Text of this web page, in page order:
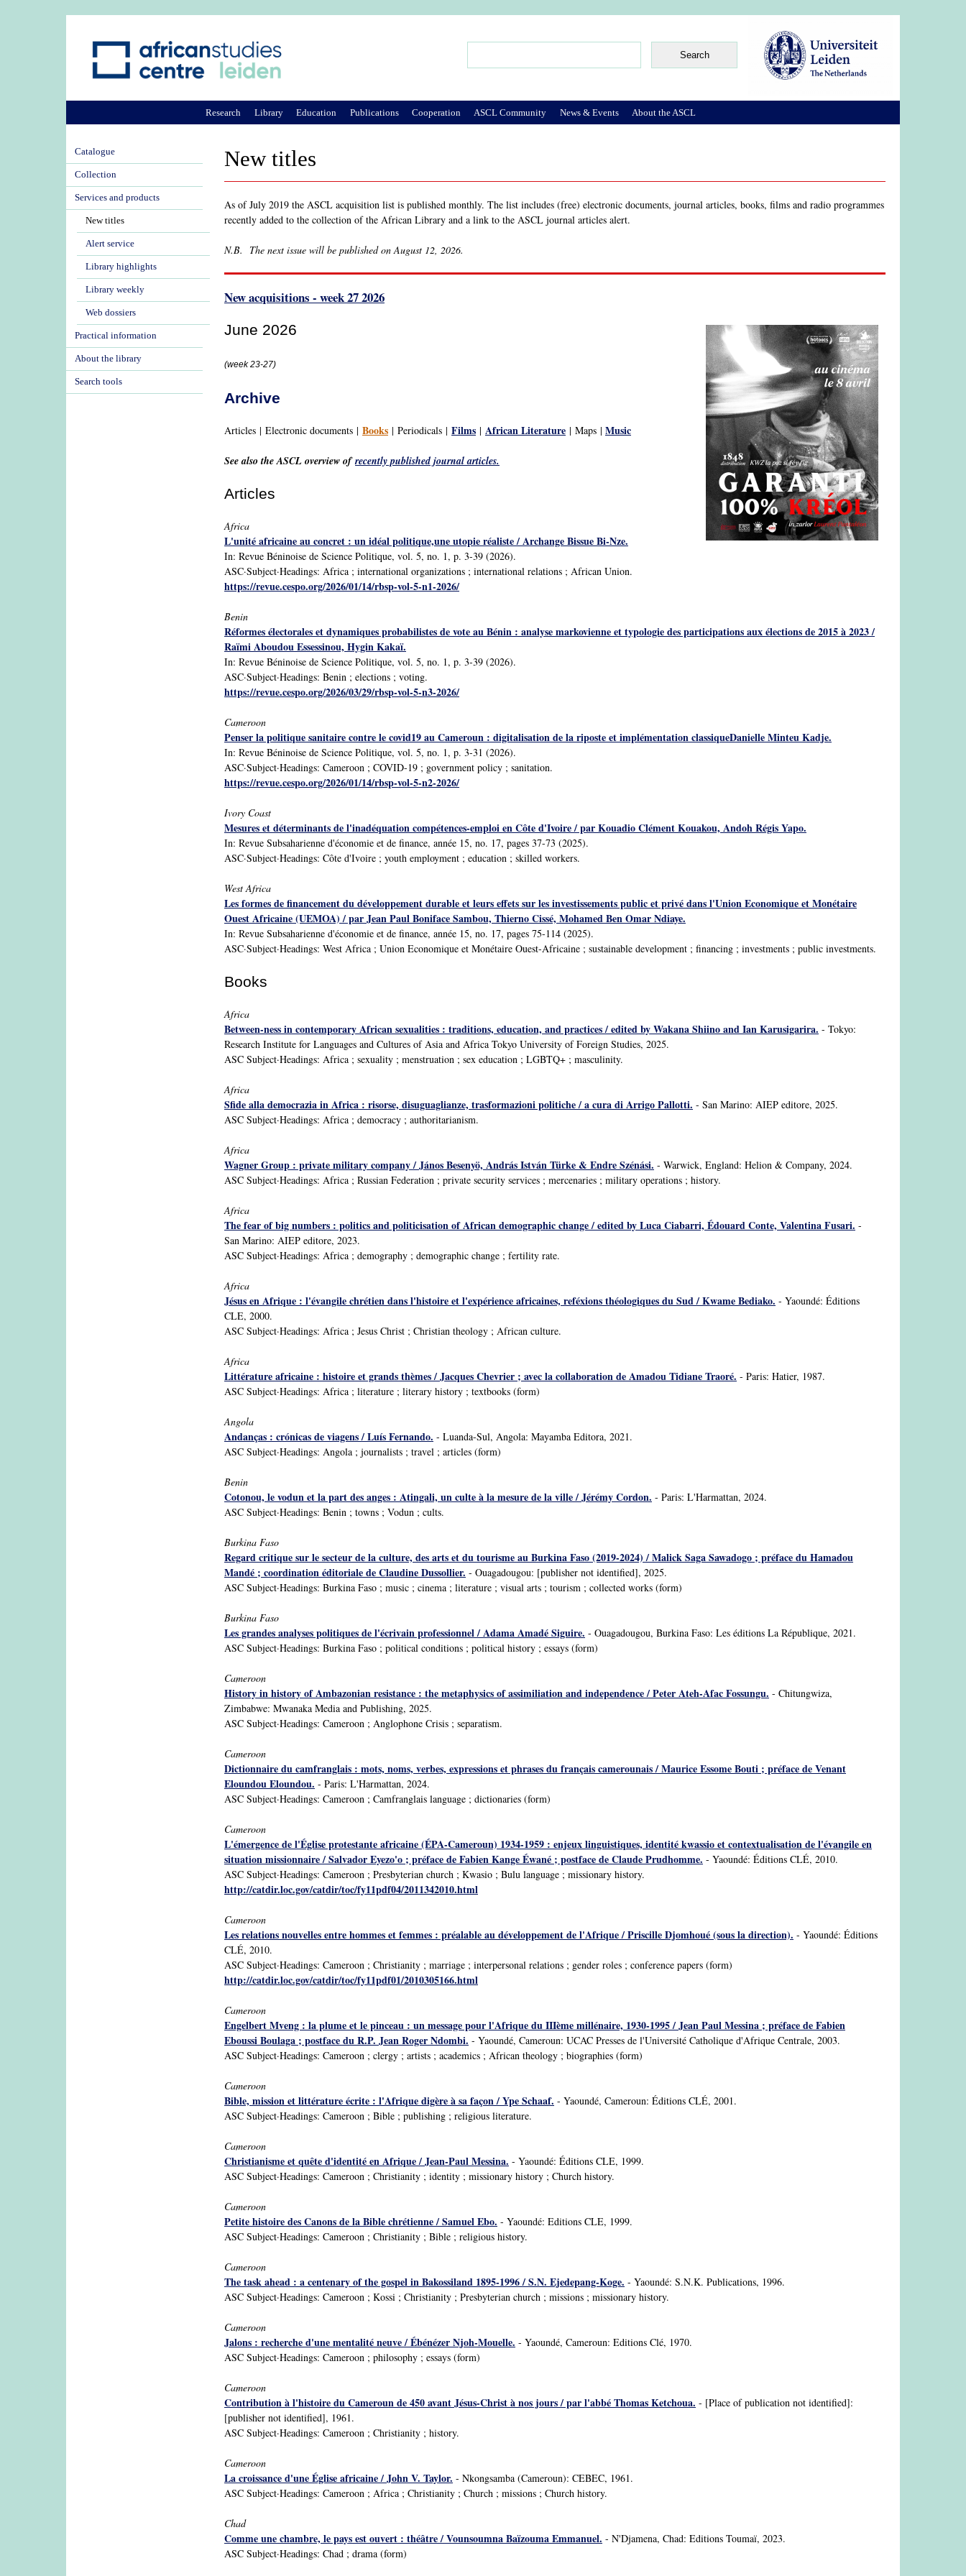
New titles
As of July 2019 the ASCL acquisition list is published monthly. The list includes (free) electronic documents, journal articles, books, films and radio programmes
recently added to the collection of the African Library and a link to the ASCL journal articles alert.
N.B. The next issue will be published on August 12, 2026.
New acquisitions - week 27 2026
June 2026
(week 23-27)
Archive
Articles | Electronic documents | Books | Periodicals | Films | African Literature | Maps | Music
See also the ASCL overview ofrecently published journal articles.
Articles
Africa
L'unité africaine au concret : un idéal politique,une utopie réaliste / Archange Bissue Bi-Nze.
In: Revue Béninoise de Science Politique, vol. 5, no. 1, p. 3-39 (2026).
ASC·Subject·Headings: Africa ; international organizations ; international relations ; African Union.
https://revue.cespo.org/2026/01/14/rbsp-vol-5-n1-2026/
Benin
Réformes électorales et dynamiques probabilistes de vote au Bénin : analyse markovienne et typologie des participations aux élections de 2015 à 2023 /
Raïmi Aboudou Essessinou, Hygin Kakaï.
In: Revue Béninoise de Science Politique, vol. 5, no. 1, p. 3-39 (2026).
ASC·Subject·Headings: Benin ; elections ; voting.
https://revue.cespo.org/2026/03/29/rbsp-vol-5-n3-2026/
Cameroon
Penser la politique sanitaire contre le covid19 au Cameroun : digitalisation de la riposte et implémentation classiqueDanielle Minteu Kadje.
In: Revue Béninoise de Science Politique, vol. 5, no. 1, p. 3-31 (2026).
ASC·Subject·Headings: Cameroon ; COVID-19 ; government policy ; sanitation.
https://revue.cespo.org/2026/01/14/rbsp-vol-5-n2-2026/
Ivory Coast
Mesures et déterminants de l'inadéquation compétences-emploi en Côte d'Ivoire / par Kouadio Clément Kouakou, Andoh Régis Yapo.
In: Revue Subsaharienne d'économie et de finance, année 15, no. 17, pages 37-73 (2025).
ASC·Subject·Headings: Côte d'Ivoire ; youth employment ; education ; skilled workers.
West Africa
Les formes de financement du développement durable et leurs effets sur les investissements public et privé dans l'Union Economique et Monétaire
Ouest Africaine (UEMOA) / par Jean Paul Boniface Sambou, Thierno Cissé, Mohamed Ben Omar Ndiaye.
In: Revue Subsaharienne d'économie et de finance, année 15, no. 17, pages 75-114 (2025).
ASC·Subject·Headings: West Africa ; Union Economique et Monétaire Ouest-Africaine ; sustainable development ; financing ; investments ; public investments.
Books
Africa
Between-ness in contemporary African sexualities : traditions, education, and practices / edited by Wakana Shiino and Ian Karusigarira. - Tokyo:
Research Institute for Languages and Cultures of Asia and Africa Tokyo University of Foreign Studies, 2025.
ASC Subject·Headings: Africa ; sexuality ; menstruation ; sex education ; LGBTQ+ ; masculinity.
Africa
Sfide alla democrazia in Africa : risorse, disuguaglianze, trasformazioni politiche / a cura di Arrigo Pallotti. - San Marino: AIEP editore, 2025.
ASC Subject·Headings: Africa ; democracy ; authoritarianism.
Africa
Wagner Group : private military company / János Besenyö, András István Türke & Endre Szénási. - Warwick, England: Helion & Company, 2024.
ASC Subject·Headings: Africa ; Russian Federation ; private security services ; mercenaries ; military operations ; history.
Africa
The fear of big numbers : politics and politicisation of African demographic change / edited by Luca Ciabarri, Édouard Conte, Valentina Fusari. -
San Marino: AIEP editore, 2023.
ASC Subject·Headings: Africa ; demography ; demographic change ; fertility rate.
Africa
Jésus en Afrique : l'évangile chrétien dans l'histoire et l'expérience africaines, reféxions théologiques du Sud / Kwame Bediako. - Yaoundé: Éditions
CLE, 2000.
ASC Subject·Headings: Africa ; Jesus Christ ; Christian theology ; African culture.
Africa
Littérature africaine : histoire et grands thèmes / Jacques Chevrier ; avec la collaboration de Amadou Tidiane Traoré. - Paris: Hatier, 1987.
ASC Subject·Headings: Africa ; literature ; literary history ; textbooks (form)
Angola
Andanças : crónicas de viagens / Luís Fernando. - Luanda-Sul, Angola: Mayamba Editora, 2021.
ASC Subject·Headings: Angola ; journalists ; travel ; articles (form)
Benin
Cotonou, le vodun et la part des anges : Atingali, un culte à la mesure de la ville / Jérémy Cordon. - Paris: L'Harmattan, 2024.
ASC Subject·Headings: Benin ; towns ; Vodun ; cults.
Burkina Faso
Regard critique sur le secteur de la culture, des arts et du tourisme au Burkina Faso (2019-2024) / Malick Saga Sawadogo ; préface du Hamadou
Mandé ; coordination éditoriale de Claudine Dussollier. - Ouagadougou: [publisher not identified], 2025.
ASC Subject·Headings: Burkina Faso ; music ; cinema ; literature ; visual arts ; tourism ; collected works (form)
Burkina Faso
Les grandes analyses politiques de l'écrivain professionnel / Adama Amadé Siguire. - Ouagadougou, Burkina Faso: Les éditions La République, 2021.
ASC Subject·Headings: Burkina Faso ; political conditions ; political history ; essays (form)
Cameroon
History in history of Ambazonian resistance : the metaphysics of assimiliation and independence / Peter Ateh-Afac Fossungu. - Chitungwiza,
Zimbabwe: Mwanaka Media and Publishing, 2025.
ASC Subject·Headings: Cameroon ; Anglophone Crisis ; separatism.
Cameroon
Dictionnaire du camfranglais : mots, noms, verbes, expressions et phrases du français camerounais / Maurice Essome Bouti ; préface de Venant
Eloundou Eloundou. - Paris: L'Harmattan, 2024.
ASC Subject·Headings: Cameroon ; Camfranglais language ; dictionaries (form)
Cameroon
L'émergence de l'Église protestante africaine (ÉPA-Cameroun) 1934-1959 : enjeux linguistiques, identité kwassio et contextualisation de l'évangile en
situation missionnaire / Salvador Eyezo'o ; préface de Fabien Kange Éwané ; postface de Claude Prudhomme. - Yaoundé: Éditions CLÉ, 2010.
ASC Subject·Headings: Cameroon ; Presbyterian church ; Kwasio ; Bulu language ; missionary history.
http://catdir.loc.gov/catdir/toc/fy11pdf04/2011342010.html
Cameroon
Les relations nouvelles entre hommes et femmes : préalable au développement de l'Afrique / Priscille Djomhoué (sous la direction). - Yaoundé: Éditions
CLÉ, 2010.
ASC Subject·Headings: Cameroon ; Christianity ; marriage ; interpersonal relations ; gender roles ; conference papers (form)
http://catdir.loc.gov/catdir/toc/fy11pdf01/2010305166.html
Cameroon
Engelbert Mveng : la plume et le pinceau : un message pour l'Afrique du IIIème millénaire, 1930-1995 / Jean Paul Messina ; préface de Fabien
Eboussi Boulaga ; postface du R.P. Jean Roger Ndombi. - Yaoundé, Cameroun: UCAC Presses de l'Université Catholique d'Afrique Centrale, 2003.
ASC Subject·Headings: Cameroon ; clergy ; artists ; academics ; African theology ; biographies (form)
Cameroon
Bible, mission et littérature écrite : l'Afrique digère à sa façon / Ype Schaaf. - Yaoundé, Cameroun: Éditions CLÉ, 2001.
ASC Subject·Headings: Cameroon ; Bible ; publishing ; religious literature.
Cameroon
Christianisme et quête d'identité en Afrique / Jean-Paul Messina. - Yaoundé: Éditions CLE, 1999.
ASC Subject·Headings: Cameroon ; Christianity ; identity ; missionary history ; Church history.
Cameroon
Petite histoire des Canons de la Bible chrétienne / Samuel Ebo. - Yaoundé: Editions CLE, 1999.
ASC Subject·Headings: Cameroon ; Christianity ; Bible ; religious history.
Cameroon
The task ahead : a centenary of the gospel in Bakossiland 1895-1996 / S.N. Ejedepang-Koge. - Yaoundé: S.N.K. Publications, 1996.
ASC Subject·Headings: Cameroon ; Kossi ; Christianity ; Presbyterian church ; missions ; missionary history.
Cameroon
Jalons : recherche d'une mentalité neuve / Ébénézer Njoh-Mouelle. - Yaoundé, Cameroun: Editions Clé, 1970.
ASC Subject·Headings: Cameroon ; philosophy ; essays (form)
Cameroon
Contribution à l'histoire du Cameroun de 450 avant Jésus-Christ à nos jours / par l'abbé Thomas Ketchoua. - [Place of publication not identified]:
[publisher not identified], 1961.
ASC Subject·Headings: Cameroon ; Christianity ; history.
Cameroon
La croissance d'une Église africaine / John V. Taylor. - Nkongsamba (Cameroun): CEBEC, 1961.
ASC Subject·Headings: Cameroon ; Africa ; Christianity ; Church ; missions ; Church history.
Chad
Comme une chambre, le pays est ouvert : théâtre / Vounsoumna Baïzouma Emmanuel. - N'Djamena, Chad: Editions Toumaï, 2023.
ASC Subject·Headings: Chad ; drama (form)
Research Library Education Publications Cooperation ASCL Community News & Events About the ASCL
Catalogue
Collection
Services and products
New titles
Alert service
Library highlights
Library weekly
Web dossiers
Practical information
About the library
Search tools